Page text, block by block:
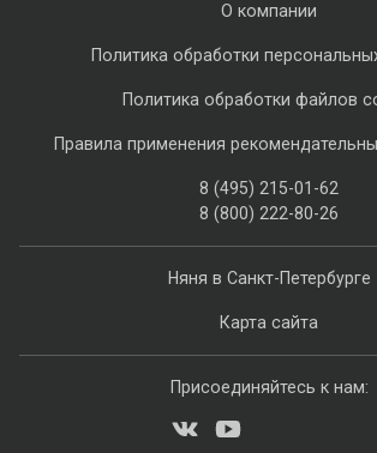
Няня в Санкт-Петербурге
Карта сайта
О компании
Политика обработки
Политика обработки файлов
Правила применения
8 (495) 215-01-62
8 (800) 222-80-26
Присоединяйтесь к нам: